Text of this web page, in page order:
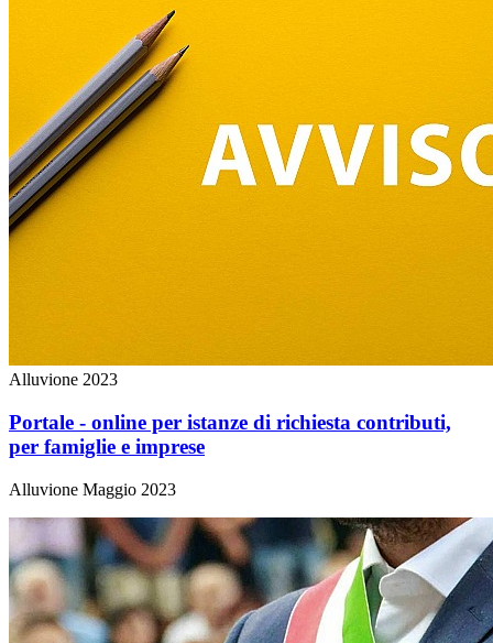
Alluvione 2023
Portale - online per istanze di richiesta contributi,
per famiglie e imprese
Alluvione Maggio 2023